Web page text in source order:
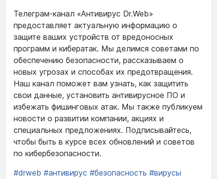
Телеграм-канал «Антивирус Dr.Web»
предоставляет актуальную информацию о
защите ваших устройств от вредоносных
программ и кибератак. Мы делимся советами по
обеспечению безопасности, рассказываем о
новых угрозах и способах их предотвращения.
Наш канал поможет вам узнать, как защитить
свои данные, установить антивирусное ПО и
избежать фишинговых атак. Мы также публикуем
новости о развитии компании, акциях и
специальных предложениях. Подписывайтесь,
чтобы быть в курсе всех обновлений и советов
по кибербезопасности.
#drweb #антивирус #безопасность #вирусы